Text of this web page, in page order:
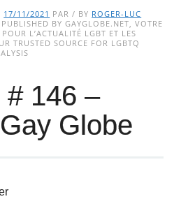
17/11/2021 PAR / BY ROGER-LUC
BY GAYGLOBE.NET, VOTRE
L’ACTUALITÉ LGBT ET LES
TRUSTED SOURCE FOR LGBTQ
# 146 –
Globe